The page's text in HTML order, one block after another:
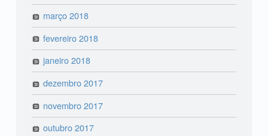
março 2018
fevereiro 2018
janeiro 2018
dezembro 2017
novembro 2017
outubro 2017